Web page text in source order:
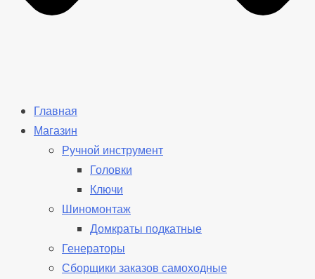
Главная
Магазин
Ручной инструмент
Головки
Ключи
Шиномонтаж
Домкраты подкатные
Генераторы
Сборщики заказов самоходные